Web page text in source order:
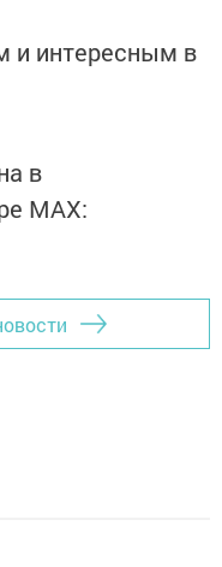
и интересным в
в
MАХ: